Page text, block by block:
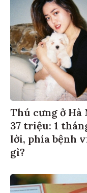
Thú cưng ở Hà
37 triệu: 1
lời, phía bệnh
gì?